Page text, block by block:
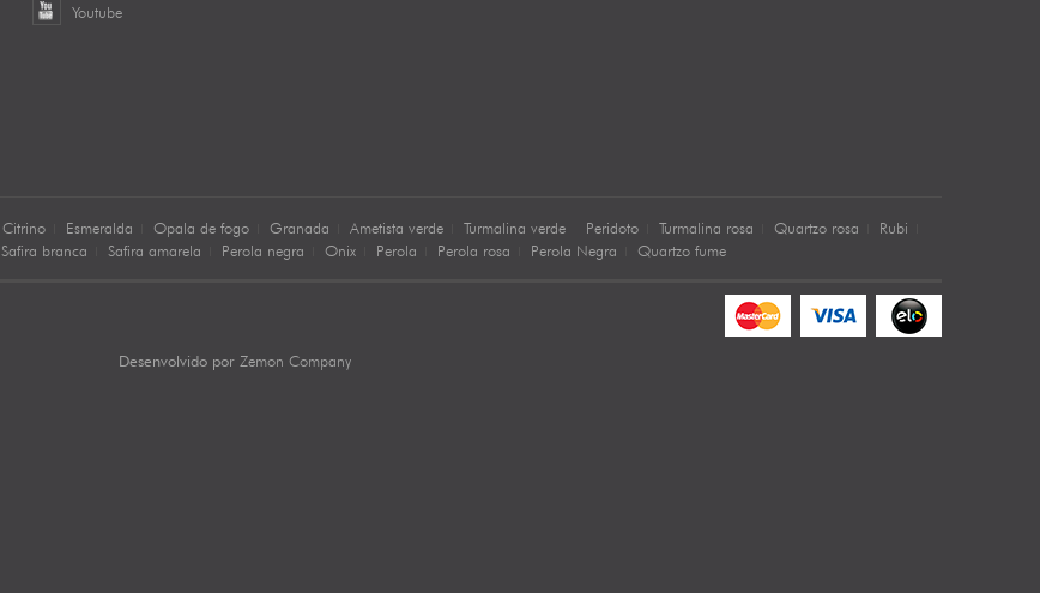
Youtube
Citrino Esmeralda Opala de fogo Granada Ametista verde Turmalina verde Peridoto Turmalina rosa Quartzo rosa
Rubi
Safira branca Safira amarela Perola negra Onix Perola Perola rosa Perola Negra Quartzo fume
Desenvolvido por Zemon Company